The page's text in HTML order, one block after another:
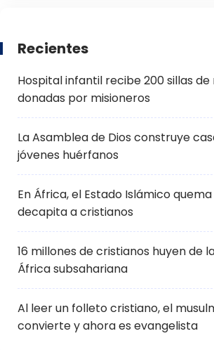
Recientes
Hospital infantil recibe 200 sillas de
donadas por misioneros
La Asamblea de Dios construye
jóvenes huérfanos
En África, el Estado Islámico
decapita a cristianos
16 millones de cristianos huyen de
África subsahariana
Al leer un folleto cristiano, el
convierte y ahora es evangelista